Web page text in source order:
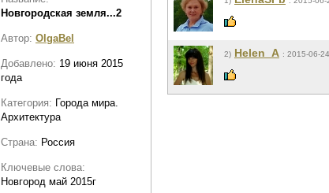
Новгородская земля...2
Автор: OlgaBel
Добавлено: 19 июня 2015
года
Категория: Города мира.
Архитектура
Страна: Россия
Ключевые слова:
Новгород май 2015г
2) Helen_A : 2015-06-